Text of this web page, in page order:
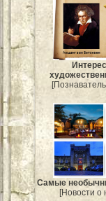
Самые
[Новости о